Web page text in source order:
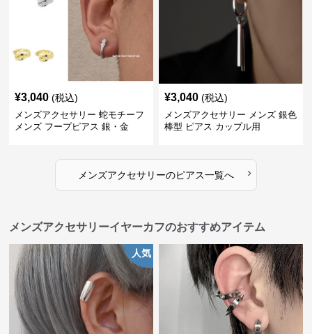
¥3,040 (税込)
メンズアクセサリー 蛇モチーフ
メンズ フープピアス 銀・金
¥3,040 (税込)
メンズアクセサリー メンズ 銀色
棒型 ピアス カップル用
メンズアクセサリーのピアス一覧へ ›
メンズアクセサリーイヤーカフのおすすめアイテム
人気